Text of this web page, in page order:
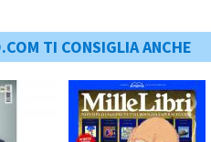
TI CONSIGLIA ANCHE